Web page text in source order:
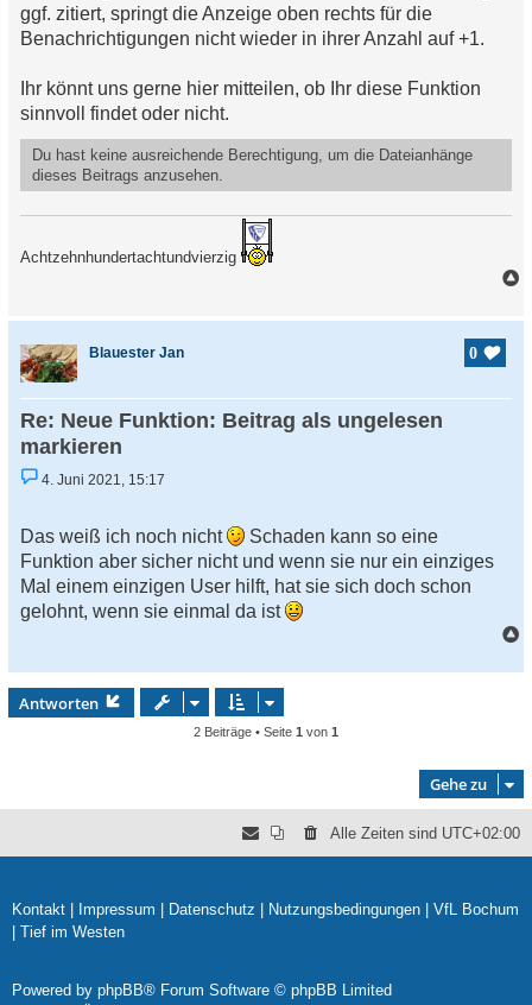
ggf. zitiert, springt die Anzeige oben rechts für die
Benachrichtigungen nicht wieder in ihrer Anzahl auf +1.
Ihr könnt uns gerne hier mitteilen, ob Ihr diese Funktion
sinnvoll findet oder nicht.
Du hast keine ausreichende Berechtigung, um die Dateianhänge
dieses Beitrags anzusehen.
Achtzehnhundertachtundvierzig
c
Blauester Jan
Re: Neue Funktion: Beitrag als ungelesen
markieren
0
U
l
e
s
e
n
e
e
i
t
r
4. Juni 2021, 15:17
Das weiß ich noch nicht
Schaden kann so eine
Funktion aber sicher nicht und wenn sie nur ein einziges
Mal einem einzigen User hilft, hat sie sich doch schon
gelohnt, wenn sie einmal da ist
c
Antworten
2 Beiträge • Seite 1 von 1
Gehe zu
Alle Zeiten sind UTC+02:00
Kontakt | Impressum | Datenschutz | Nutzungsbedingungen | VfL Bochum
| Tief im Westen
Powered by phpBB® Forum Software © phpBB Limited